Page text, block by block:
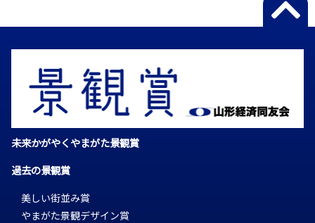
未来かがやくやまがた景観賞
過去の景観賞
美しい街並み賞
やまがた景観デザイン賞